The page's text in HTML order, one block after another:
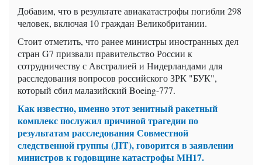
Добавим, что в результате авиакатастрофы погибли 298
человек, включая 10 граждан Великобритании.
Стоит отметить, что ранее министры иностранных дел
стран G7 призвали правительство России к
сотрудничеству с Австралией и Нидерландами для
расследования вопросов российского ЗРК "БУК",
который сбил малазийский Boeing-777.
Как известно, именно этот зенитный ракетный
комплекс послужил причиной трагедии по
результатам расследования Совместной
следственной группы (JIT), говорится в заявлении
министров к годовщине катастрофы MH17.